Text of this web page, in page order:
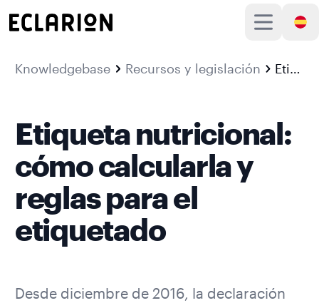
Knowledgebase Recursos y legislación Etiqueta nutricional: cómo calcularla y reglas para el etiquetado
Etiqueta nutricional:
cómo calcularla y
reglas para el
etiquetado
Desde diciembre de 2016, la declaración